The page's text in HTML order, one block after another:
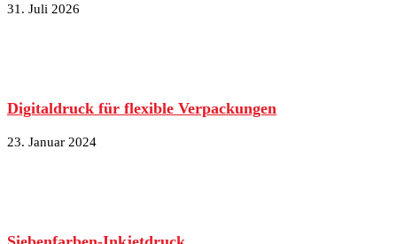
31. Juli 2026
Digitaldruck für flexible Verpackungen
23. Januar 2024